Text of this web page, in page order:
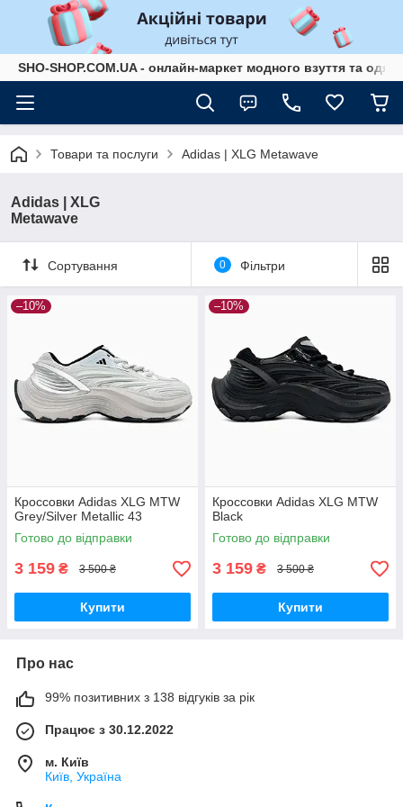
SHO-SHOP.COM.UA - онлайн-маркет модного взуття та
Товари та послуги Adidas | XLG
Adidas | XLG
Metawave ​
Сортування 0 Фільтри
–10%
Кроссовки Adidas XLG MTW
Grey/Silver Metallic 43
Готово до відправки
3 159 ₴ 3 500 ₴
Купити
–10%
Кроссовки Adidas XLG MTW
Black
Готово до відправки
3 159 ₴ 3 500 ₴
Купити
Про нас
99% позитивних з 138 відгуків за рік
Працює з 30.12.2022
м. Київ
Київ, Україна